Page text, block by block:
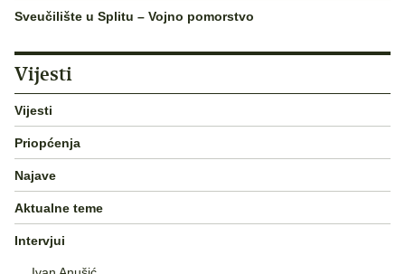
Sveučilište u Splitu – Vojno pomorstvo
Vijesti
Vijesti
Priopćenja
Najave
Aktualne teme
Intervjui